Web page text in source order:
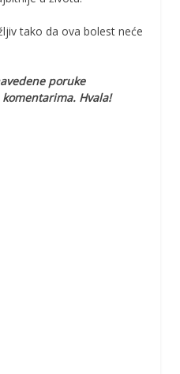
tako da ova bolest neće
poruke
Hvala!